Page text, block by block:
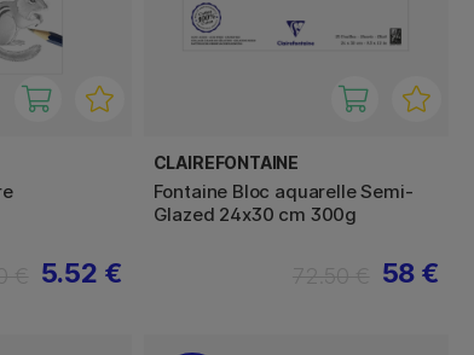
5.52 €
CLAIREFONTAINE
Fontaine Bloc aquarelle Semi-
Glazed 24x30 cm 300g
58 €